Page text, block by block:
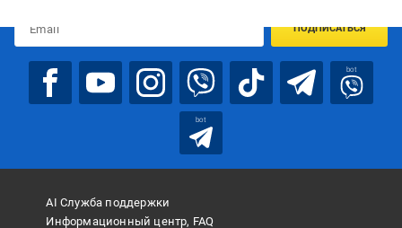
ПОДПИСАТЬСЯ
bot
bot
AI Служба поддержки
Информационный центр, FAQ